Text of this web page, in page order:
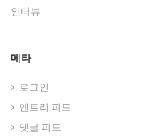
인터뷰
메타
로그인
엔트리 피드
댓글 피드